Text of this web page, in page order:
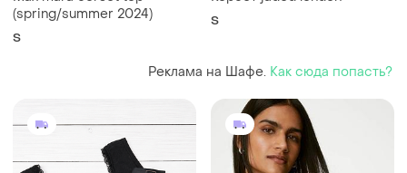
(spring/summer 2024)
S
S
Реклама на Шафе. Как сюда попасть?